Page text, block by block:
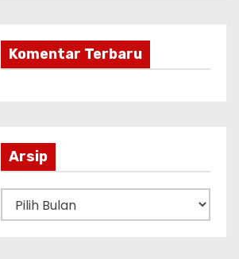
Komentar Terbaru
Arsip
r